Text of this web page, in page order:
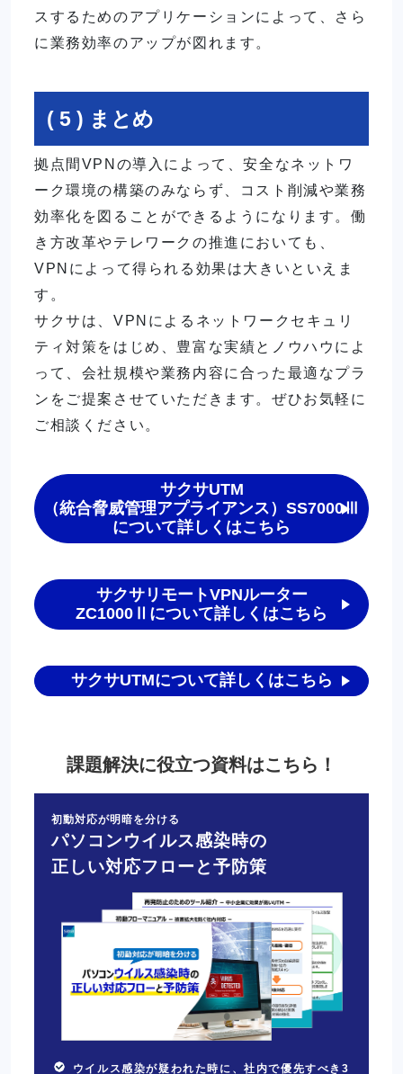
スするためのアプリケーションによって、さら
に業務効率のアップが図れます。
( 5 ) まとめ
拠点間VPNの導入によって、安全なネットワ
ーク環境の構築のみならず、コスト削減や業務
効率化を図ることができるようになります。働
き方改革やテレワークの推進においても、
VPNによって得られる効果は大きいといえま
す。
サクサは、VPNによるネットワークセキュリ
ティ対策をはじめ、豊富な実績とノウハウによ
って、会社規模や業務内容に合った最適なプラ
ンをご提案させていただきます。ぜひお気軽に
ご相談ください。
サクサUTM
（統合脅威管理アプライアンス）SS7000Ⅲ
について詳しくはこちら
サクサリモートVPNルーター
ZC1000Ⅱについて詳しくはこちら
サクサUTMについて詳しくはこちら
課題解決に役立つ資料はこちら！
初動対応が明暗を分ける
パソコンウイルス感染時の
正しい対応フローと予防策
ウイルス感染が疑われた時に、社内で優先すべき3